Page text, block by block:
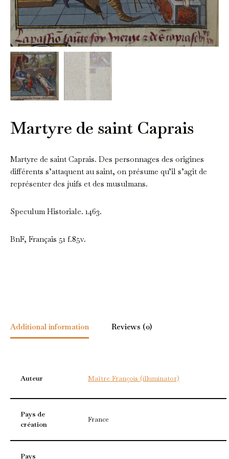
Martyre de saint Caprais
Martyre de saint Caprais. Des personnages des origines
différents s’attaquent au saint, on présume qu’il s’agit de
représenter des juifs et des musulmans.
Speculum Historiale. 1463.
BnF, Français 51 f.85v.
Additional information Reviews (0)
Auteur Maïtre François (illuminator)
Pays de
création
France
Pays